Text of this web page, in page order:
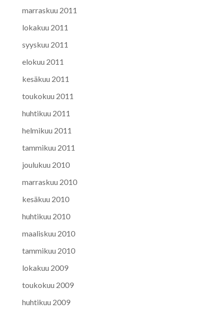
marraskuu 2011
lokakuu 2011
syyskuu 2011
elokuu 2011
kesäkuu 2011
toukokuu 2011
huhtikuu 2011
helmikuu 2011
tammikuu 2011
joulukuu 2010
marraskuu 2010
kesäkuu 2010
huhtikuu 2010
maaliskuu 2010
tammikuu 2010
lokakuu 2009
toukokuu 2009
huhtikuu 2009